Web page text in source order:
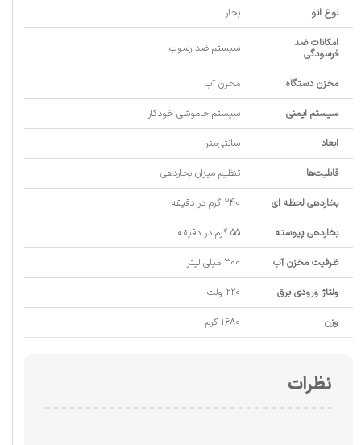
نوع اتو بخار
امکانات ضد
فرسودگی سیستم ضد رسوب
مخزن دستگاه مخزن آب
سیستم ایمنی سیستم خاموشی خودکار
ابعاد سانتی‌متر
قابلیت‌ها تنظیم میزان بخاردهی
بخاردهی لحظه ای 240 گرم در دقیقه
بخاردهی پیوسته 55 گرم در دقیقه
ظرفیت مخزن آب 300 میلی لیتر
ولتاژ ورودی برق 220 ولت
وزن 1680 گرم
نظرات